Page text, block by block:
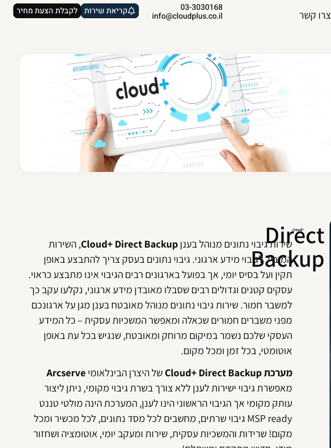
צרו קשר
03-3030168
info@cloudplus.co.il קריאת שירות לקבלת הצעת מחיר
Direct
Backup
שירות גיבוי נתונים מנוהל בענןCloud+ Direct Backup, השירות
המוביל לגיבוי מידע ארגוני. גיבוי נתונים בעסק צריך להתבצע באופן
תקין ועל בסיס יומי, אך בפועל בארגונים רבים הגיבוי אינו מתבצע כראוי.
עסקים קטנים וגדולים רבים שסבלו מאובדן מידע ארגוני, נקלעו עקב כך
למשבר חמור. שירות גיבוי נתונים מנוהל מאובטח בענן מגן על ארגונכם
מפני משברים חמורים שכאלה ומאפשר המשכיות עסקית – כל המידע
העסקי שלכם נשמר במיקום מרוחק ומאובטח, שנגיש בכל עת באופן
אוטומטי, בכל זמן ומכל מקום.
מערכת Cloud+ Direct Backup
של היצרן הבינלאומי Arcserve
מאפשרת גיבוי ישירות לענן ללא צורך בשרת גיבוי מקומי, ניתן ליצור
עותק מקומי אך הגיבוי הראשוני הינו לענן, המערכת הינה מולטי טננט
MSP ready גיבוי שרתים, מחשבים לכל מסד נתונים, לכל מכשיר ומכל
מקום! שרידות והמשכיות עסקית, שירות ומעקב יומי, אוטומציה ושחזור